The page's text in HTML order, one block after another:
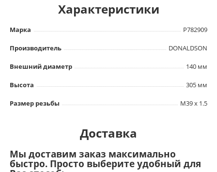
Характеристики
Марка P782909
Производитель DONALDSON
Внешний диаметр 140 мм
Высота 305 мм
Размер резьбы M39 x 1.5
Доставка
Мы доставим заказ максимально
быстро. Просто выберите удобный для